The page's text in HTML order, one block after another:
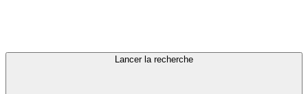
Lancer la recherche